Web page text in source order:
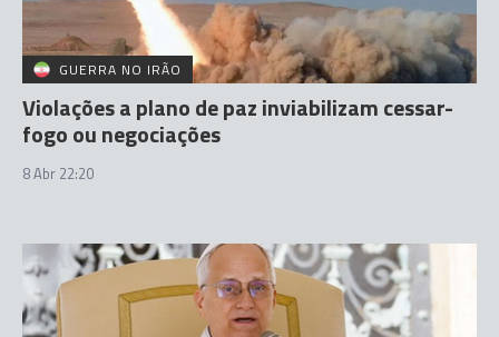
GUERRA NO IRÃO
Violações a plano de paz inviabilizam cessar-
fogo ou negociações
8 Abr 22:20